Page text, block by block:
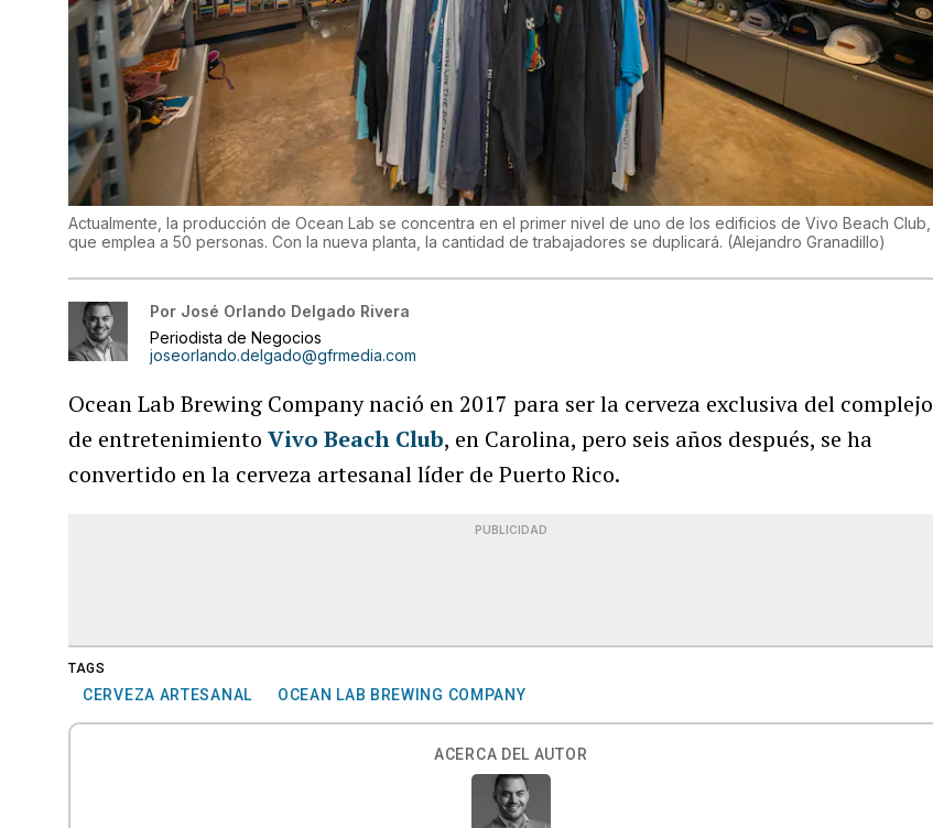
Actualmente, la producción de Ocean Lab se concentra en el primer nivel de uno de los edificios de Vivo Beach Club,
que emplea a 50 personas. Con la nueva planta, la cantidad de trabajadores se duplicará. (Alejandro Granadillo)
Por José Orlando Delgado Rivera
Periodista de Negocios
joseorlando.delgado@gfrmedia.com
Ocean Lab Brewing Company nació en 2017 para ser la cerveza exclusiva del complejo
de entretenimientoVivo Beach Club, en Carolina, pero seis años después, se ha
convertido en la cerveza artesanal líder de Puerto Rico.
PUBLICIDAD
TAGS
CERVEZA ARTESANAL OCEAN LAB BREWING COMPANY
ACERCA DEL AUTOR